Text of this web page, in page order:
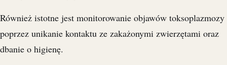
Również istotne jest monitorowanie objawów toksoplazmozy
poprzez unikanie kontaktu ze zakażonymi zwierzętami oraz
dbanie o higienę.